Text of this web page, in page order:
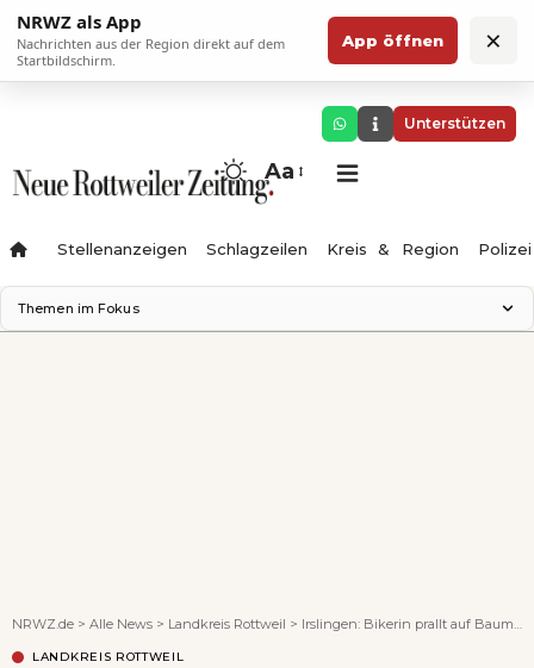
NRWZ als App
Nachrichten aus der Region direkt auf dem
Startbildschirm.
App öffnen ×
Unterstützen
Aa
Stellenanzeigen Schlagzeilen Kreis & Region Polizei
Themen im Fokus
NRWZ.de > Alle News > Landkreis Rottweil > Irslingen: Bikerin prallt auf Baum – schwer verletzt
LANDKREIS ROTTWEIL